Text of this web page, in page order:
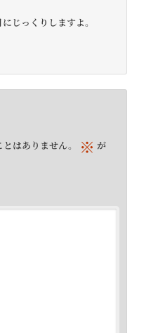
じっくりしますよ。
はありません。 ※ が